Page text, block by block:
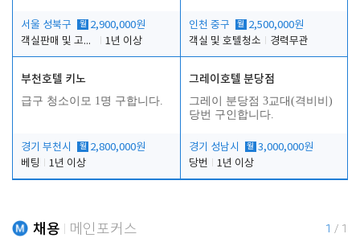
서울 성북구 월 2,900,000원
객실판매 및 고객응대
1년 이상
인천 중구 월 2,500,000원
객실 및 호텔청소
경력무관
부천호텔 키노
급구 청소이모 1명 구합니다.
경기 부천시 월 2,800,000원
베팅
1년 이상
그레이호텔 분당점
그레이 분당점 3교대(격비비)
당번 구인합니다.
경기 성남시 월 3,000,000원
당번
1년 이상
채용 메인포커스 1 / 1